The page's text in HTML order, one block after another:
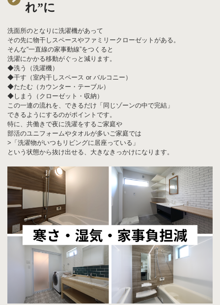
れ”に
洗面所のとなりに洗濯機があって
その先に物干しスペースやファミリークローゼットがある。
そんな“一直線の家事動線”をつくると
洗濯にかかる移動がぐっと減ります。
◆洗う（洗濯機）
◆干す（室内干しスペース or バルコニー）
◆たたむ（カウンター・テーブル）
◆しまう（クローゼット・収納）
この一連の流れを、できるだけ「同じゾーンの中で完結」
できるようにするのがポイントです。
特に、共働きで夜に洗濯をするご家庭や
部活のユニフォームやタオルが多いご家庭では
>「洗濯物がいつもリビングに居座っている」
という状態から抜け出せる、大きなきっかけになります。